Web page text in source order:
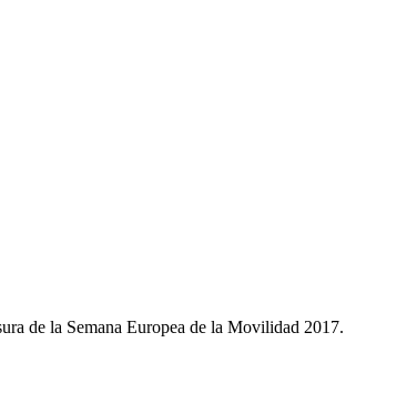
de la Semana Europea de la Movilidad 2017.